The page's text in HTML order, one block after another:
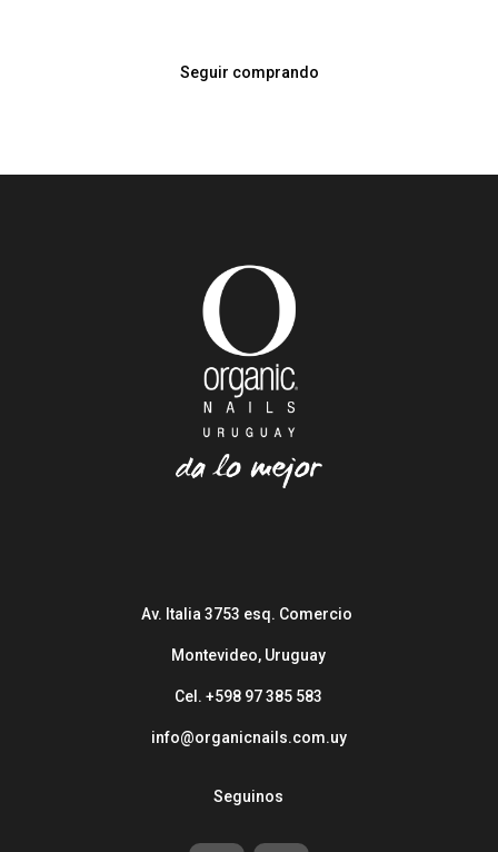
Seguir comprando
Av. Italia 3753 esq. Comercio
Montevideo, Uruguay
Cel. +598 97 385 583
info@organicnails.com.uy
Seguinos